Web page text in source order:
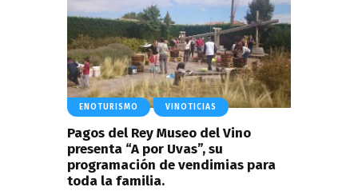
ENOTURISMO VINOTICIAS
Pagos del Rey Museo del Vino
presenta “A por Uvas”, su
programación de vendimias para
toda la familia.